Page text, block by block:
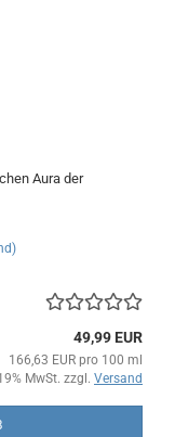
Aura der
49,99 EUR
166,63 EUR pro 100 ml
MwSt. zzgl. Versand